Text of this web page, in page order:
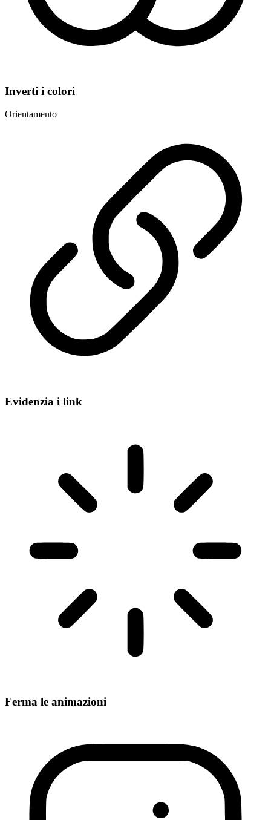
Inverti i colori
Orientamento
Evidenzia i link
Ferma le animazioni